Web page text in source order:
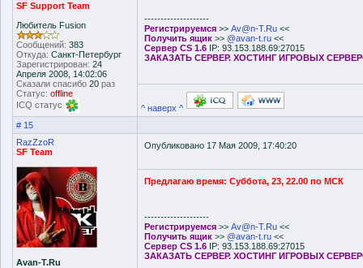
SF Support Team
Любитель Fusion
Сообщений: 383
Откуда: Санкт-Петербург
Зарегистрирован: 24
Апреля 2008, 14:02:06
Сказали спасибо 20 раз
Статус: offline
ICQ статус
--------------------
Регистрируемся >> Av@n-T.Ru <<
Получить ящик >> @avan-t.ru <<
Сервер CS 1.6 IP: 93.153.188.69:27015
ЗАКАЗАТЬ СЕРВЕР. ХОСТИНГ ИГРОВЫХ
^ наверх ^
# 15
RazZzoR
SF Team
Avan-T.Ru
Опубликовано 17 Мая 2009, 17:40:20
Предлагаю время: Суббота, 23, 22.00 по МСК
--------------------
Регистрируемся >> Av@n-T.Ru <<
Получить ящик >> @avan-t.ru <<
Сервер CS 1.6 IP: 93.153.188.69:27015
ЗАКАЗАТЬ СЕРВЕР. ХОСТИНГ ИГРОВЫХ